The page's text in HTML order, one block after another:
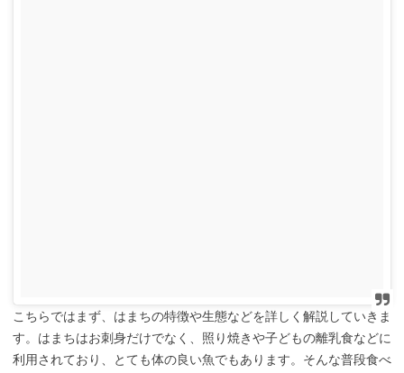
こちらではまず、はまちの特徴や生態などを詳しく解説していきま
す。はまちはお刺身だけでなく、照り焼きや子どもの離乳食などに
利用されており、とても体の良い魚でもあります。そんな普段食べ